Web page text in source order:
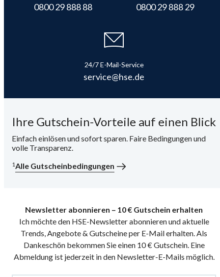
0800 29 888 88 0800 29 888 29
24/7 E-Mail-Service
service@hse.de
Ihre Gutschein-Vorteile auf einen Blick
Einfach einlösen und sofort sparen. Faire Bedingungen und
volle Transparenz.
1Alle Gutscheinbedingungen
Newsletter abonnieren – 10 € Gutschein erhalten
Ich möchte den HSE-Newsletter abonnieren und aktuelle
Trends, Angebote & Gutscheine per E-Mail erhalten. Als
Dankeschön bekommen Sie einen 10 € Gutschein. Eine
Abmeldung ist jederzeit in den Newsletter-E-Mails möglich.